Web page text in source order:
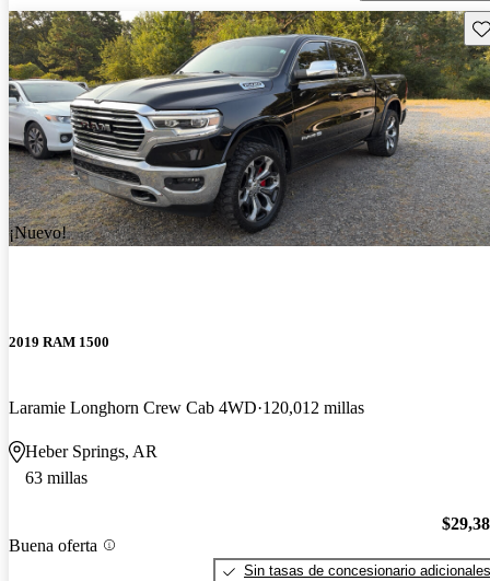
¡Nuevo!
2019 RAM 1500
Laramie Longhorn Crew Cab 4WD 120,012 millas
Heber Springs, AR
63 millas
Buena oferta
Sin tasas de concesionario adicionales